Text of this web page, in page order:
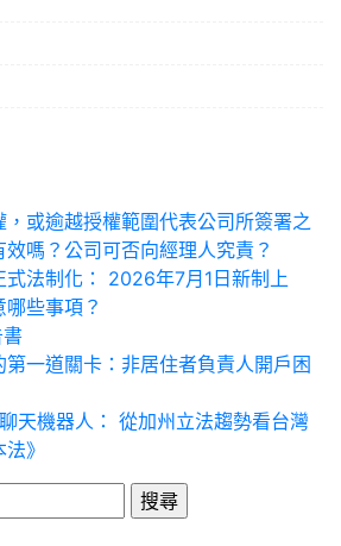
，或逾越授權範圍代表公司所簽署之
嗎？公司可否向經理人究責？
式法制化： 2026年7月1日新制上
些事項？
一道關卡：非居住者負責人開戶困
天機器人： 從加州立法趨勢看台灣
》